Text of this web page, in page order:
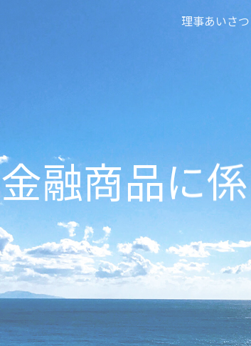
理事あいさつ
金融商品に